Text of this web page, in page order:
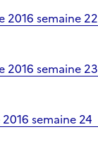
2016 semaine 22
2016 semaine 23
semaine 24